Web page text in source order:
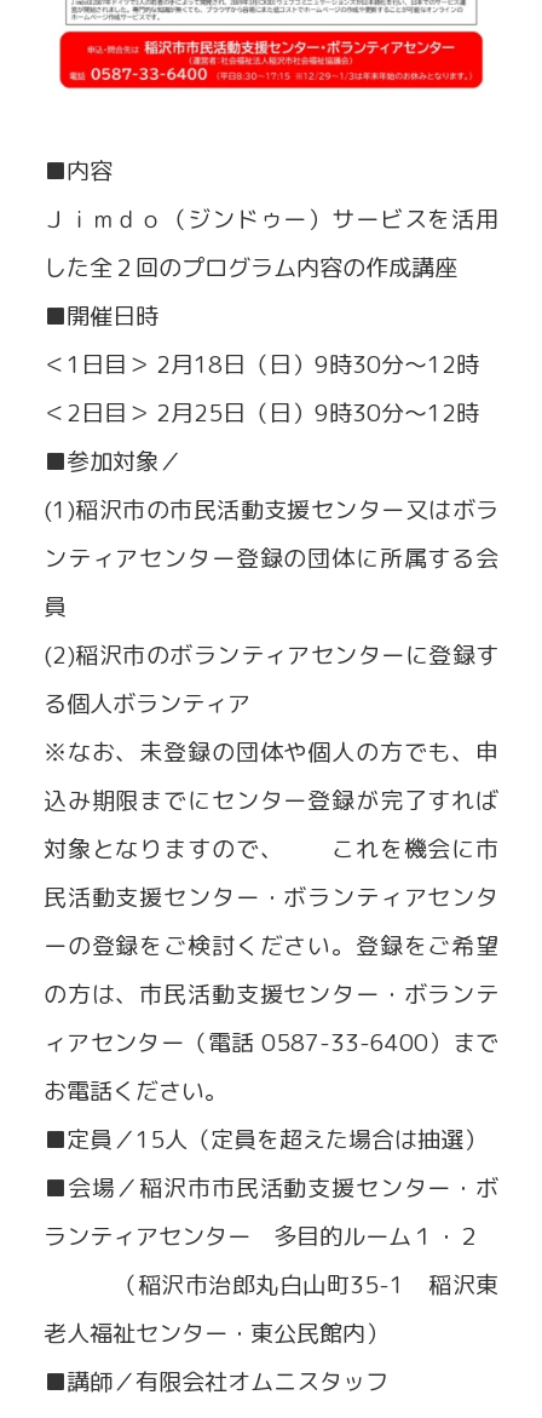
■内容
Ｊｉｍｄｏ（ジンドゥー）サービスを活用
した全２回のプログラム内容の作成講座
■開催日時
＜1日目＞ 2月18日（日）9時30分～12時
＜2日目＞ 2月25日（日）9時30分～12時
■参加対象／
(1)稲沢市の市民活動支援センター又はボラ
ンティアセンター登録の団体に所属する会
員
(2)稲沢市のボランティアセンターに登録す
る個人ボランティア
※なお、未登録の団体や個人の方でも、申
込み期限までにセンター登録が完了すれば
対象となりますので、 これを機会に市
民活動支援センター・ボランティアセンタ
ーの登録をご検討ください。登録をご希望
の方は、市民活動支援センター・ボランテ
ィアセンター（電話 0587-33-6400）まで
お電話ください。
■定員／15人（定員を超えた場合は抽選）
■会場／稲沢市市民活動支援センター・ボ
ランティアセンター 多目的ルーム１・２
（稲沢市治郎丸白山町35-1 稲沢東
老人福祉センター・東公民館内）
■講師／有限会社オムニスタッフ